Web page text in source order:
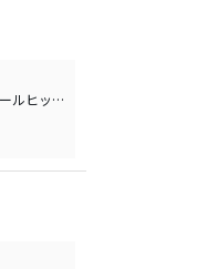
数ラウンド使った感想です。 1番感じた事は、とにかくヒールヒットに強いという事です。 飛距離は中々で、HS46前後でトータル250yがコンスタントに打てる感じです。 不思議なのが完全にヒールヒットなのに270yオーバーが何度か有りました。もちろんスライス回転は掛かっていて、プッシュアウトやフェードボールでめちゃくちゃ飛んでいる事が何度かありました。今まで飛距離が出る時はずっとドローだったので、困惑しています。 あとは、打音・打感はコースボール（ホンマTW-X）を使用したらそこまで気にならなくなりました。